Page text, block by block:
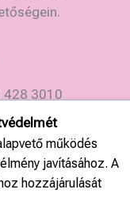
428 3010
működés
javításához. A
hozzájárulását